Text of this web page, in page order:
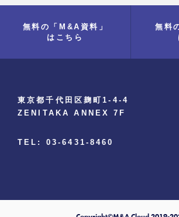
無料の「M&A資料」
はこちら
無料
東京都千代田区麹町1-4-4
ZENITAKA ANNEX 7F
TEL: 03-6431-8460